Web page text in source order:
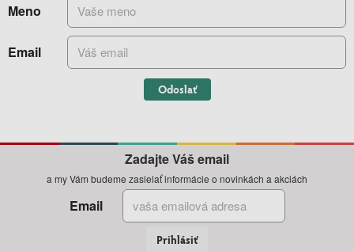
Meno
Email
Odoslať
Zadajte Váš email
a my Vám budeme zasielať informácie o novinkách a akciách
Email
Prihlásiť